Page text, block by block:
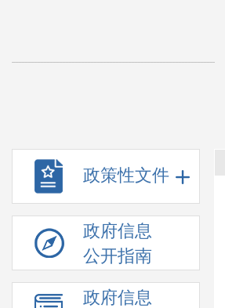
政策性文件
政府信息
公开指南
政府信息